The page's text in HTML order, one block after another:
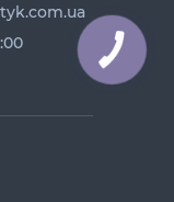
КНОПКА
ЗВ'ЯЗКУ